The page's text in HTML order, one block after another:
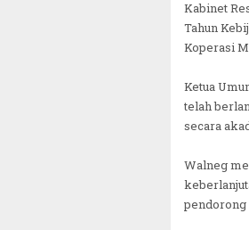
Kabinet
Tahun
Koperasi
Ketua
telah
secara
Walneg
pendorong